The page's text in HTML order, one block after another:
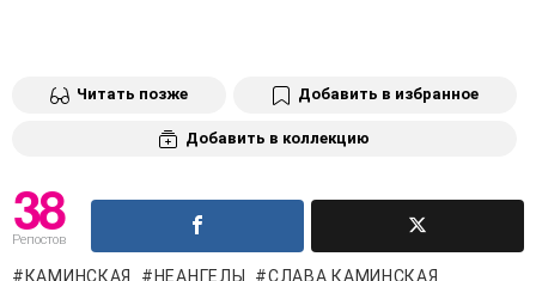
Читать позже Добавить в избранное
Добавить в коллекцию
38
Репостов
КАМИНСКАЯ НЕАНГЕЛЫ
СЛАВА КАМИНСКАЯ